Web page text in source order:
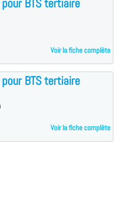
BTS tertiaire
Voir la fiche complète
BTS tertiaire
Voir la fiche complète